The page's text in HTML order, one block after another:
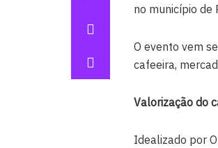
no município de
O evento vem
cafeeira,
Valorização do
Idealizado por